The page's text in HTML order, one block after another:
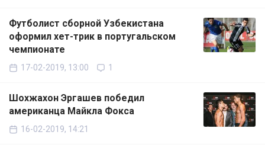
Футболист сборной Узбекистана
оформил хет-трик в португальском
чемпионате
17-02-2019, 13:00 1
Шохжахон Эргашев победил
американца Майкла Фокса
16-02-2019, 14:21